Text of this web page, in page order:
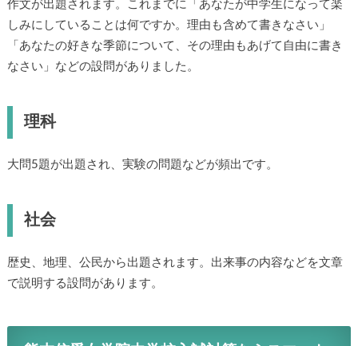
大問3問で、大問1と2は長文読解です。大問3は100文字程度
の作文が出題されます。これまでに「あなたが中学生になっ
て楽しみにしていることは何ですか。理由も含めて書きなさ
に書きなさい」などの設問がありました。
理科
大問5題が出題され、実験の問題などが頻出です。
社会